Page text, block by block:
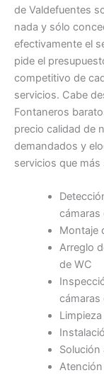
de Valdefuentes
nada y sólo
efectivamente el
pide el
competitivo de
servicios. Cabe
Fontaneros
precio calidad de
demandados y
servicios que
cámaras
Montaje
Arreglo
de WC
cámaras
Solución